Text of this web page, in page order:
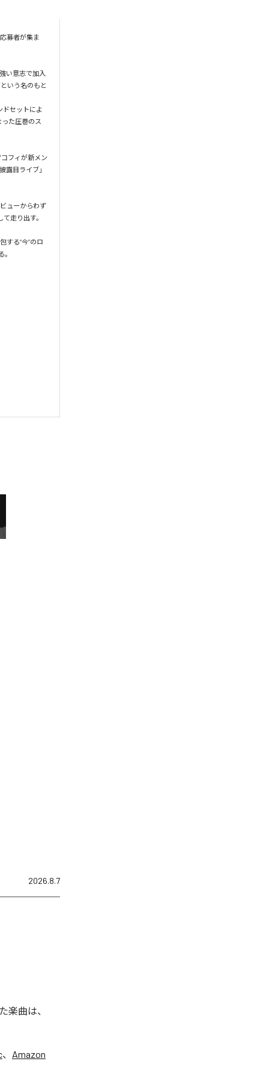
募者が集ま
い意志で加入
いう名のもと
ドセットによ
た圧巻のス
フィが新メン
露目ライブ」
ビューからわず
走り出す。
する“今”のロ
2026.8.7
楽曲は、
、 Amazon